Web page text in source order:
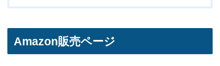
Amazon販売ページ